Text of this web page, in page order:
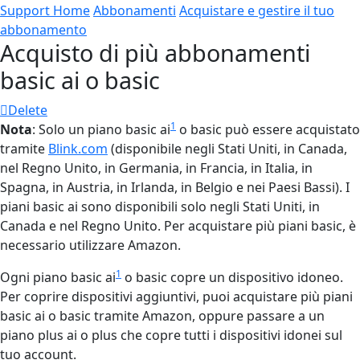
Support HomeAbbonamenti Acquistare e gestire il tuo
abbonamento
Acquisto di più abbonamenti
basic ai o basic
Delete
Nota: Solo un piano basic ai1 o basic può essere acquistato
tramite Blink.com (disponibile negli Stati Uniti, in Canada,
nel Regno Unito, in Germania, in Francia, in Italia, in
Spagna, in Austria, in Irlanda, in Belgio e nei Paesi Bassi). I
piani basic ai sono disponibili solo negli Stati Uniti, in
Canada e nel Regno Unito. Per acquistare più piani basic, è
necessario utilizzare Amazon.
Ogni piano basic ai1 o basic copre un dispositivo idoneo.
Per coprire dispositivi aggiuntivi, puoi acquistare più piani
basic ai o basic tramite Amazon, oppure passare a un
piano plus ai o plus che copre tutti i dispositivi idonei sul
tuo account.